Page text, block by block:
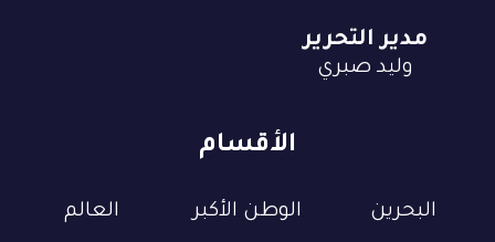
الأقسام
البحرين الوطن الأكبر العالم
مدير التحرير
وليد صبري